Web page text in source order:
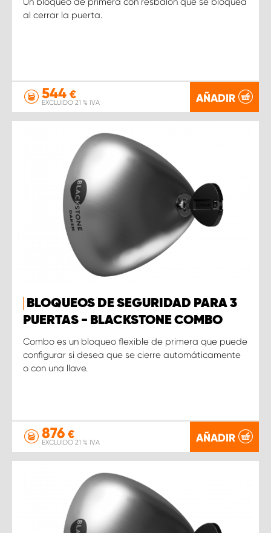
al cerrar la puerta.
544 €
EXCLUIDO 21 % IVA AÑADIR
BLOQUEOS DE SEGURIDAD PARA 3
PUERTAS - BLACKSTONE COMBO
Combo es un bloqueo flexible de primera que puede
configurar si desea que se cierre automáticamente
o con una llave.
876 €
EXCLUIDO 21 % IVA AÑADIR